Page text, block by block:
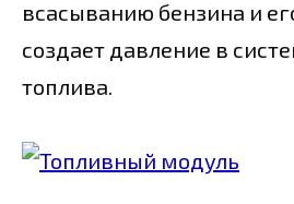
всасыванию бензина и
создает давление в
топлива.